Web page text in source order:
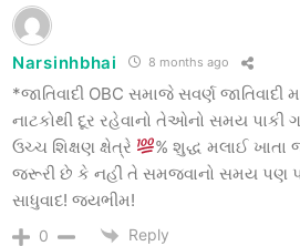
Narsinhbhai 8 months ago
*જાતિવાદી OBC સમાજે સવર્ણ જાતિવાદી
નાટકોથી દૂર રહેવાનો તેઓનો સમય પાકી
ઉચ્ચ શિક્ષણ ક્ષેત્રે
% શુદ્ધ મલાઈ ખાતા
જરૂરી છે કે નહીં તે સમજવાનો સમય પણ
સાધુવાદ! જયભીમ!
0 Reply